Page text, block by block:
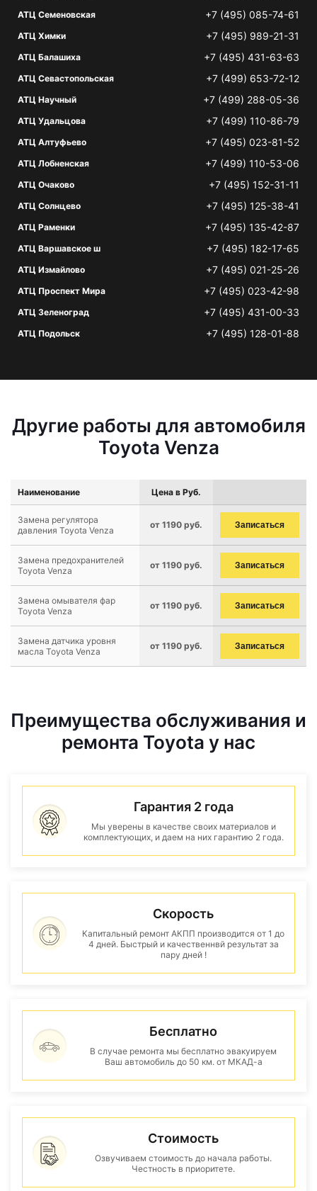
АТЦ Семеновская +7 (495) 085-74-61
АТЦ Химки +7 (495) 989-21-31
АТЦ Балашиха +7 (495) 431-63-63
АТЦ Севастопольская +7 (499) 653-72-12
АТЦ Научный +7 (499) 288-05-36
АТЦ Удальцова +7 (499) 110-86-79
АТЦ Алтуфьево +7 (495) 023-81-52
АТЦ Лобненская +7 (499) 110-53-06
АТЦ Очаково +7 (495) 152-31-11
АТЦ Солнцево +7 (495) 125-38-41
АТЦ Раменки +7 (495) 135-42-87
АТЦ Варшавское ш +7 (495) 182-17-65
АТЦ Измайлово +7 (495) 021-25-26
АТЦ Проспект Мира +7 (495) 023-42-98
АТЦ Зеленоград +7 (495) 431-00-33
АТЦ Подольск +7 (495) 128-01-88
Другие работы для автомобиля
Toyota Venza
Наименование Цена в Руб.
Замена регулятора
давления Toyota Venza
от 1190 руб. Записаться
Замена предохранителей
Toyota Venza
от 1190 руб. Записаться
Замена омывателя фар
Toyota Venza
от 1190 руб. Записаться
Замена датчика уровня
масла Toyota Venza
от 1190 руб. Записаться
Преимущества обслуживания и
ремонта Toyota у нас
Гарантия 2 года
Мы уверены в качестве своих материалов и
комплектующих, и даем на них гарантию 2 года.
Скорость
Капитальный ремонт АКПП производится от 1 до
4 дней. Быстрый и качественнвй результат за
пару дней !
Бесплатно
В случае ремонта мы бесплатно эвакуируем
Ваш автомобиль до 50 км. от МКАД-а
Стоимость
Озвучиваем стоимость до начала работы.
Честность в приоритете.